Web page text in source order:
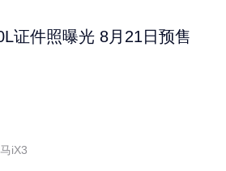
证件照曝光 8月21日预售
iX3